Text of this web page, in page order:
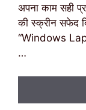
अपना काम सही
की स्क्रीन सफेद
“Windows
…